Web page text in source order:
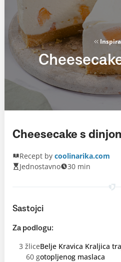
Cheesecake s
Recept by coolinarika.com
Jednostavno
30 min
Sastojci
Za podlogu:
3 žliceBelje Kravica Kraljica
60 gotopljenog maslaca